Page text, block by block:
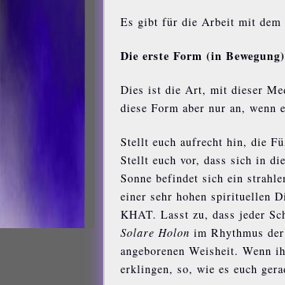
Es gibt für die Arbeit mit dem
Die erste Form (in Bewegung)
Dies ist die Art, mit dieser
diese Form aber nur an, wenn
Stellt euch aufrecht hin, die
Stellt euch vor, dass sich in
Sonne befindet sich ein
einer sehr hohen spirituellen
KHAT. Lasst zu, dass jeder
Solare Holon im Rhythmus
angeborenen Weisheit. Wenn
erklingen, so, wie es euch